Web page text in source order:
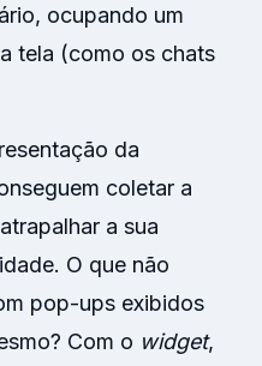
ocupando um
tela (como os chats
da
coletar a
a sua
O que não
pop-ups exibidos
Com o widget,